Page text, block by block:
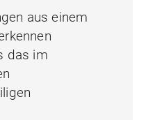
aus einem
das im